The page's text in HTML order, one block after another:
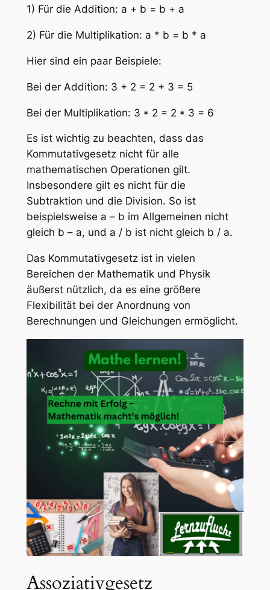
1) Für die Addition: a + b = b + a
2) Für die Multiplikation: a * b = b * a
Hier sind ein paar Beispiele:
Bei der Addition: 3 + 2 = 2 + 3 = 5
Bei der Multiplikation: 3 * 2 = 2 * 3 = 6
Es ist wichtig zu beachten, dass das
Kommutativgesetz nicht für alle
mathematischen Operationen gilt.
Insbesondere gilt es nicht für die
Subtraktion und die Division. So ist
beispielsweise a – b im Allgemeinen nicht
gleich b – a, und a / b ist nicht gleich b / a.
Das Kommutativgesetz ist in vielen
Bereichen der Mathematik und Physik
äußerst nützlich, da es eine größere
Flexibilität bei der Anordnung von
Berechnungen und Gleichungen ermöglicht.
Assoziativgesetz